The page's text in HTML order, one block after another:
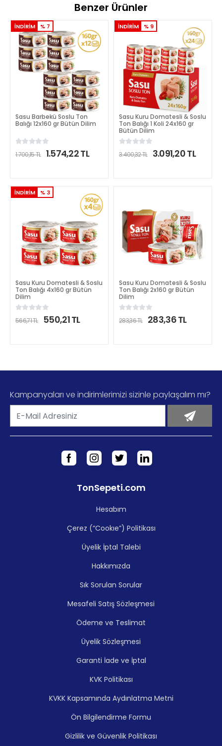
Benzer Ürünler
İNDİRİM % 7
Sasu Barbekü Soslu Ton
Balığı 12x160 gr Bütün Dilim
1.700,15 TL 1.574,22 TL
İNDİRİM % 9
Sasu Kuru Domatesli & Soslu
Ton Balığı 1 Koli 24x160 gr
Bütün Dilim
3.400,32 TL 3.091,20 TL
İNDİRİM % 3
Sasu Kuru Domatesli & Soslu
Ton Balığı 4x160 gr Bütün
Dilim
566,71 TL 550,21 TL
Sasu Kuru Domatesli & Soslu
Ton Balığı 2x160 gr Bütün
Dilim
283,36 TL 283,36 TL
Kampanyaları ve indirimlerimizi sizinle paylaşalım mı?
TonSepeti.com
Hesabım
Çerez (“Cookıe”) Politikası
Üyelik İptal Talebi
Hakkımızda
Sık Sorulan Sorular
Mesafeli Satış Sözleşmesi
Ödeme ve Teslimat
Üyelik Sözleşmesi
Garanti İade ve İptal
KVK Politikası
KVKK Kapsamında Aydınlatma Metni
Ön Bilgilendirme Formu
Gizlilik ve Güvenlik Politikası